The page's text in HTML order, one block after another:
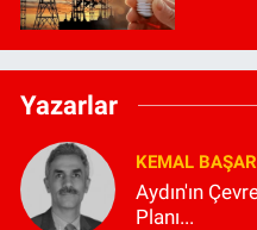
Yazarlar
KEMAL
Aydın'ın
Planı...